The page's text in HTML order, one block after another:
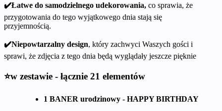
✔️Łatwe do samodzielnego udekorowania, co sprawia, że
przygotowania do tego wyjątkowego dnia stają się
przyjemnością.
✔️Niepowtarzalny design, który zachwyci Waszych gości i
sprawi, że zdjęcia z tego dnia będą wyglądały jeszcze pięknie
⭐w zestawie - łącznie 21 elementów
1 BANER urodzinowy - HAPPY BIRTHDAY